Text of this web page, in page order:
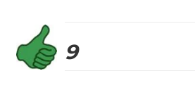
9